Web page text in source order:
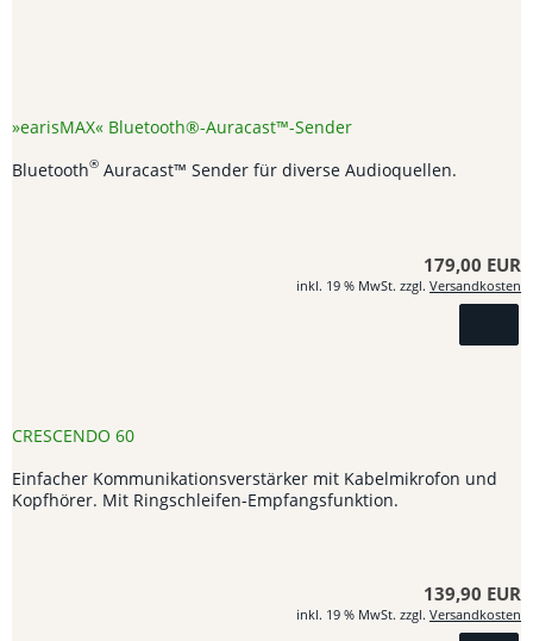
»earisMAX« Bluetooth®-Auracast™-Sender
Bluetooth® Auracast™ Sender für diverse Audioquellen.
179,00 EUR
inkl. 19 % MwSt. zzgl. Versandkosten
CRESCENDO 60
Einfacher Kommunikationsverstärker mit Kabelmikrofon und
Kopfhörer. Mit Ringschleifen-Empfangsfunktion.
139,90 EUR
inkl. 19 % MwSt. zzgl. Versandkosten